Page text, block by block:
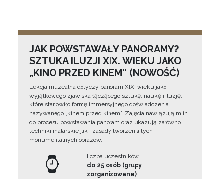
JAK POWSTAWAŁY PANORAMY?
SZTUKA ILUZJI XIX. WIEKU JAKO
„KINO PRZED KINEM” (NOWOŚĆ)
Lekcja muzealna dotyczy panoram XIX. wieku jako
wyjątkowego zjawiska łączącego sztukę, naukę i iluzję,
które stanowiło formę immersyjnego doświadczenia
nazywanego „kinem przed kinem”. Zajęcia nawiązują m.in.
do procesu powstawania panoram oraz ukazują zarówno
techniki malarskie jak i zasady tworzenia tych
monumentalnych obrazów.
liczba uczestników
do 25 osób (grupy
zorganizowane)